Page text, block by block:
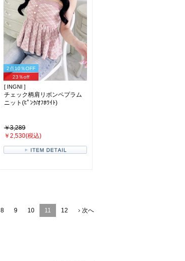
2点10％OFF
23％off
[ INGNI ]
チェック柄肩リボンペプラム
ニット(ﾋﾟﾝｸ/ｵﾌﾎﾜｲﾄ)
￥3,289
￥2,530(税込)
8 9 10 11 12 次へ